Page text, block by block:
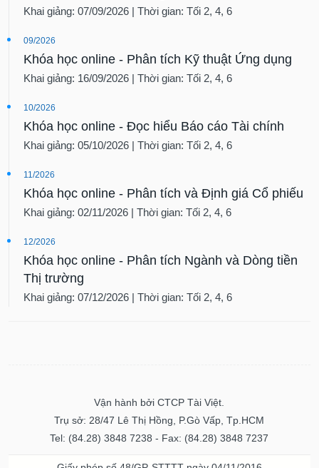
Khai giảng: 07/09/2026 | Thời gian: Tối 2, 4, 6
09/2026
Khóa học online - Phân tích Kỹ thuật Ứng dụng
Khai giảng: 16/09/2026 | Thời gian: Tối 2, 4, 6
10/2026
Khóa học online - Đọc hiểu Báo cáo Tài chính
Khai giảng: 05/10/2026 | Thời gian: Tối 2, 4, 6
11/2026
Khóa học online - Phân tích và Định giá Cổ phiếu
Khai giảng: 02/11/2026 | Thời gian: Tối 2, 4, 6
12/2026
Khóa học online - Phân tích Ngành và Dòng tiền
Thị trường
Khai giảng: 07/12/2026 | Thời gian: Tối 2, 4, 6
Vận hành bởi CTCP Tài Việt.
Trụ sở: 28/47 Lê Thị Hồng, P.Gò Vấp, Tp.HCM
Tel: (84.28) 3848 7238 - Fax: (84.28) 3848 7237